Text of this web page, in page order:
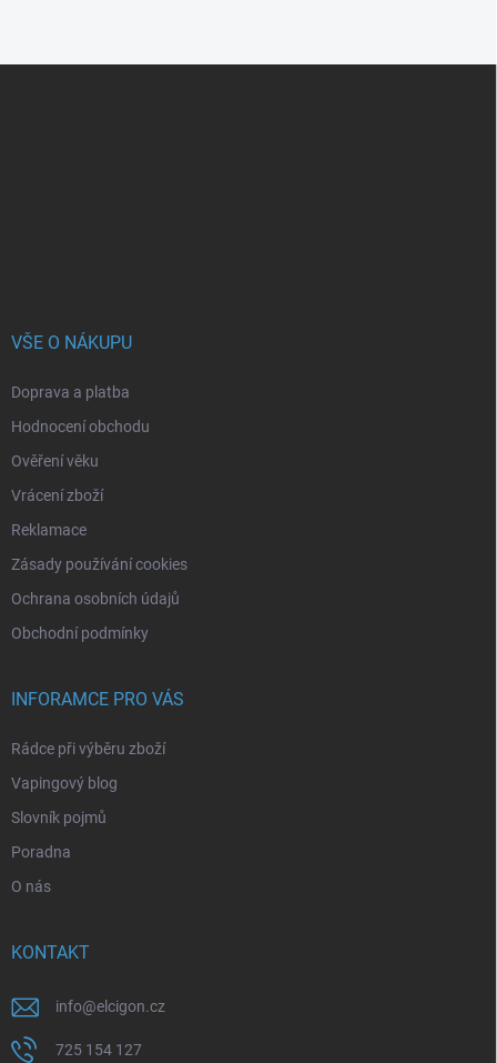
VŠE O NÁKUPU
Doprava a platba
Hodnocení obchodu
Ověření věku
Vrácení zboží
Reklamace
Zásady používání cookies
Ochrana osobních údajů
Obchodní podmínky
INFORAMCE PRO VÁS
Rádce při výběru zboží
Vapingový blog
Slovník pojmů
Poradna
O nás
KONTAKT
info@elcigon.cz
725 154 127